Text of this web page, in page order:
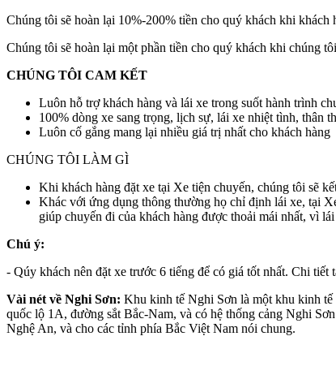
Chúng tôi sẽ hoàn lại 10%-200% tiền cho quý khách khi
Chúng tôi sẽ hoàn lại một phần tiền cho quý khách khi chúng
CHÚNG TÔI CAM KẾT
Luôn hỗ trợ khách hàng và lái xe trong suốt hành trình
100% dòng xe sang trọng, lịch sự, lái xe nhiệt tình, thân
Luôn cố gắng mang lại nhiều giá trị nhất cho khách hàng
CHÚNG TÔI LÀM GÌ
Khi khách hàng đặt xe tại Xe tiện chuyến, chúng tôi sẽ
Khác với ứng dụng thông thường họ chỉ định lái xe, tại
giúp chuyến đi của khách hàng được thoải mái nhất, vì
Chú ý:
- Qúy khách nên đặt xe trước 6 tiếng để có giá tốt nhất. Chi tiết
Vài nét về Nghi Sơn: Khu kinh tế Nghi Sơn là một khu kinh
quốc lộ 1A, đường sắt Bắc-Nam, và có hệ thống cảng Nghi
Nghệ An, và cho các tỉnh phía Bắc Việt Nam nói chung.